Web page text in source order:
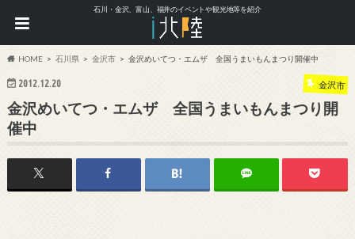
石川・金沢、富山、福井のイベントや観光地等を紹介
HOME 石川県 金沢市 金沢めいてつ・エムザ 全国うまいもんまつり開催中
2012.12.20 金沢市
金沢めいてつ・エムザ 全国うまいもんまつり開
催中